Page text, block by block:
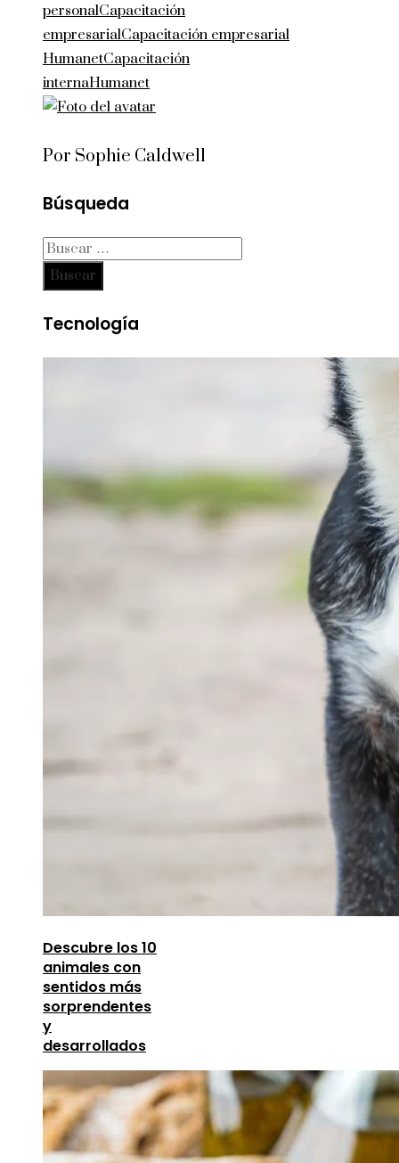
personalCapacitación
empresarialCapacitación empresarial
HumanetCapacitación
internaHumanet
Por Sophie Caldwell
Búsqueda
Buscar:
Tecnología
Descubre los 10
animales con
sentidos más
sorprendentes
y
desarrollados